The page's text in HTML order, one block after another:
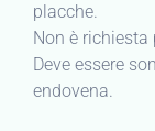
placche.
Non è
Deve essere
endovena.